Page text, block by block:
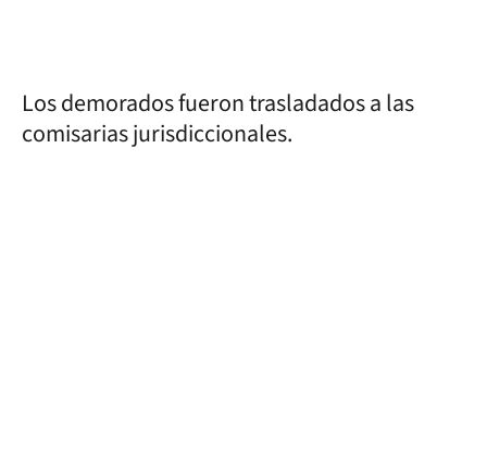
Los demorados fueron trasladados a las
comisarias jurisdiccionales.